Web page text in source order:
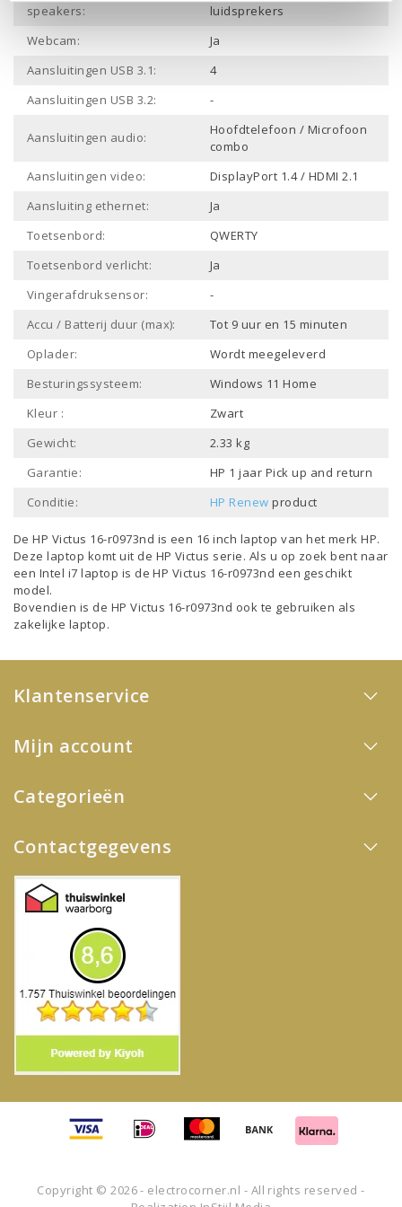
speakers:
luidsprekers
Webcam:
Ja
Aansluitingen USB 3.1:
4
Aansluitingen USB 3.2:
-
Aansluitingen audio:
Hoofdtelefoon / Microfoon
combo
Aansluitingen video:
DisplayPort 1.4 / HDMI 2.1
Aansluiting ethernet:
Ja
Toetsenbord:
QWERTY
Toetsenbord verlicht:
Ja
Vingerafdruksensor:
-
Accu / Batterij duur (max):
Tot 9 uur en 15 minuten
Oplader:
Wordt meegeleverd
Besturingssysteem:
Windows 11 Home
Kleur :
Zwart
Gewicht:
2.33 kg
Garantie:
HP 1 jaar Pick up and return
Conditie:
HP Renew product
De HP Victus 16-r0973nd is een 16 inch laptop van het merkHP.
Deze laptop komt uit de HP Victus serie. Als u op zoek bent naar
een Intel i7 laptop is de HP Victus 16-r0973nd een geschikt
model.
Bovendien is de HP Victus 16-r0973nd ook te gebruiken als
zakelijke laptop.
Klantenservice
Mijn account
Categorieën
Contactgegevens
Copyright © 2026 - electrocorner.nl - All rights reserved -